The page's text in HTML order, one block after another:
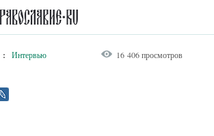
: Интервью 16 406 просмотров